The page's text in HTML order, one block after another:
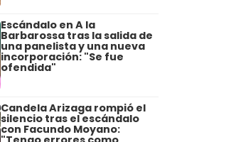
Escándalo en A la
Barbarossa tras la salida de
una panelista y una nueva
incorporación: "Se fue
ofendida"
Candela Arizaga rompió el
silencio tras el escándalo
con Facundo Moyano: